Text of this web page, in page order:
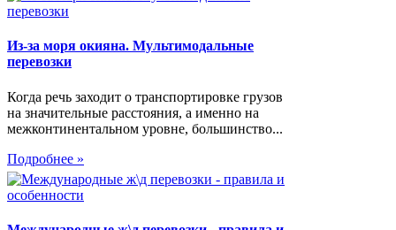
Из-за моря окияна. Мультимодальные
перевозки
Когда речь заходит о транспортировке грузов
на значительные расстояния, а именно на
межконтинентальном уровне, большинство...
Подробнее »